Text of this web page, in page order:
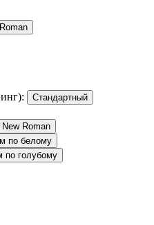
Стандартный
Roman
по белому
по голубому